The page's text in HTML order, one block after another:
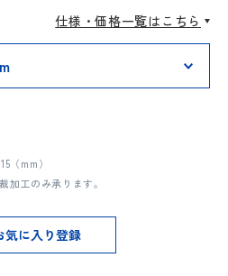
仕様・価格一覧はこちら
（mm）
加工のみ承ります。
気に入り登録